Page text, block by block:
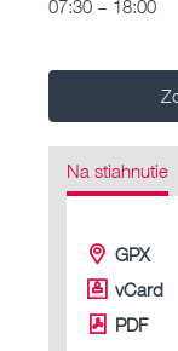
07:30 – 18:00
Na stiahnutie
GPX
vCard
PDF